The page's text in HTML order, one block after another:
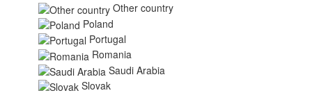
Other country
Poland
Portugal
Romania
Saudi Arabia
Slovak